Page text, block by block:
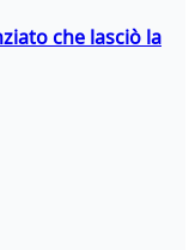
che lasciò la